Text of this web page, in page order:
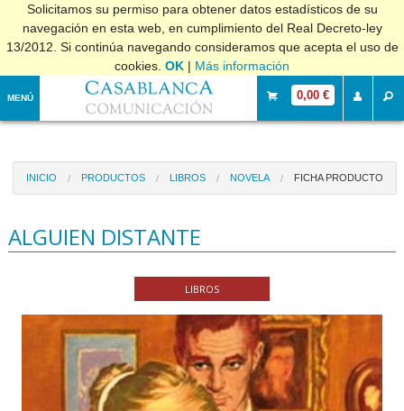
Solicitamos su permiso para obtener datos estadísticos de su
navegación en esta web, en cumplimiento del Real Decreto-ley
13/2012. Si continúa navegando consideramos que acepta el uso de
cookies. OK | Más información
MENÚ 0,00 €
INICIO PRODUCTOS LIBROS NOVELA FICHA PRODUCTO
ALGUIEN DISTANTE
LIBROS